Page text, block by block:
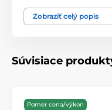
Luxusný vzhľad:
a precízne detaily
praktickú, ale aj
Šetrné k dotyku a
Zobraziť celý popis
Súvisiace
Pomer cena/výkon